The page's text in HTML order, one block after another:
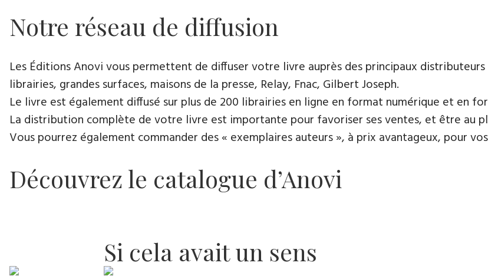
Notre réseau de diffusion
Les Éditions Anovi vous permettent de diffuser votre livre auprès des principaux
librairies, grandes surfaces, maisons de la presse, Relay, Fnac, Gilbert Joseph.
Le livre est également diffusé sur plus de 200 librairies en ligne en format numérique et en
La distribution complète de votre livre est importante pour favoriser ses ventes, et être au
Vous pourrez également commander des « exemplaires auteurs », à prix avantageux, pour
Découvrez le catalogue d’Anovi
Si cela avait un sens